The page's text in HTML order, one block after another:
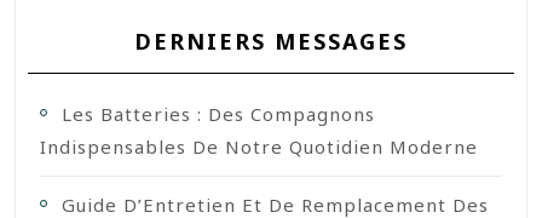
DERNIERS MESSAGES
Les Batteries : Des Compagnons
Indispensables De Notre Quotidien Moderne
Guide D’Entretien Et De Remplacement Des